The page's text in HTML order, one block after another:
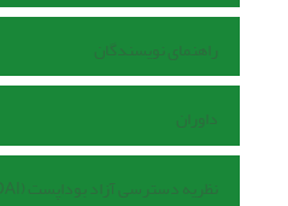
راهنمای نویسندگان
داوران
نظریه دسترسی آزاد بوداپست (BOAI)